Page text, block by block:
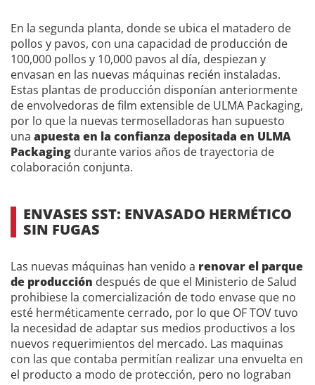
En la segunda planta, donde se ubica el matadero de
pollos y pavos, con una capacidad de producción de
100,000 pollos y 10,000 pavos al día, despiezan y
envasan en las nuevas máquinas recién instaladas.
Estas plantas de producción disponían anteriormente
de envolvedoras de film extensible de ULMA Packaging,
por lo que la nuevas termoselladoras han supuesto
una apuesta en la confianza depositada en ULMA
Packaging durante varios años de trayectoria de
colaboración conjunta.
ENVASES SST: ENVASADO HERMÉTICO
SIN FUGAS
Las nuevas máquinas han venido a renovar el parque
de producción después de que el Ministerio de Salud
prohibiese la comercialización de todo envase que no
esté herméticamente cerrado, por lo que OF TOV tuvo
la necesidad de adaptar sus medios productivos a los
nuevos requerimientos del mercado. Las maquinas
con las que contaba permitían realizar una envuelta en
el producto a modo de protección, pero no lograban